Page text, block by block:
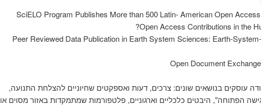
• Peer Reviewed Data Publication in Earth System Sciences: Earth-
עוסקים בנושאים שונים: צרכים, דעות ואספקטים שחיוניים להצלחת התנועה,
הפתוחה", היבטים כלכליים וארגוניים, פלטפורמות שמתמקדות באזור מסוים או